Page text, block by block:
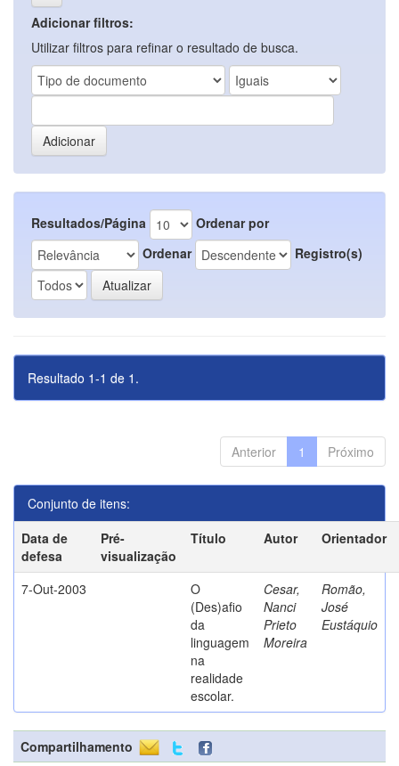
Adicionar filtros:
Utilizar filtros para refinar o resultado de busca.
Resultados/Página
Ordenar por
Ordenar
Registro(s)
Resultado 1-1 de 1.
Anterior 1 Próximo
Conjunto de itens:
Data de
defesa
Pré-
visualização
Título Autor Orientador
7-Out-2003
O
(Des)afio
da
linguagem
na
realidade
escolar.
Cesar,
Nanci
Prieto
Moreira
Romão,
José
Eustáquio
Compartilhamento